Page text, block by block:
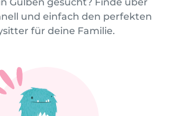
und einfach den perfekten
für deine Familie.